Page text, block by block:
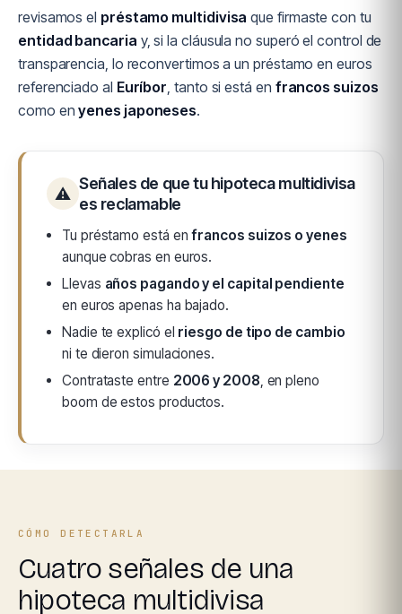
revisamos el préstamo multidivisa que firmaste con tu
entidad bancaria y, si la cláusula no superó el control de
transparencia, lo reconvertimos a un préstamo en euros
referenciado al Euríbor, tanto si está en francos suizos
como enyenes japoneses.
⚠
Señales de que tu hipoteca multidivisa
es reclamable
Tu préstamo está enfrancos suizos o yenes
aunque cobras en euros.
Llevas años pagando y el capital pendiente
en euros apenas ha bajado.
Nadie te explicó el riesgo de tipo de cambio
ni te dieron simulaciones.
Contrataste entre 2006 y 2008, en pleno
boom de estos productos.
CÓMO DETECTARLA
Cuatro señales de una
hipoteca multidivisa